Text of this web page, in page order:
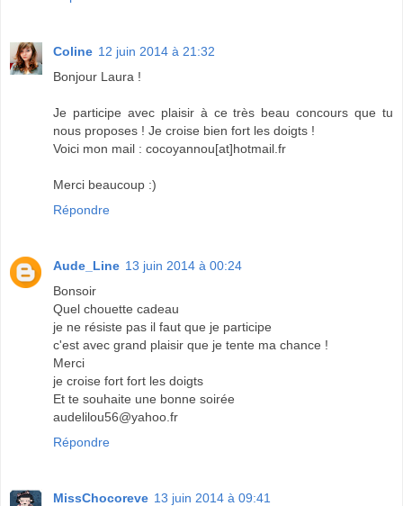
Coline 12 juin 2014 à 21:32
Bonjour Laura !
Je participe avec plaisir à ce très beau concours que tu
nous proposes ! Je croise bien fort les doigts !
Voici mon mail : cocoyannou[at]hotmail.fr
Merci beaucoup :)
Répondre
Aude_Line 13 juin 2014 à 00:24
Bonsoir
Quel chouette cadeau
je ne résiste pas il faut que je participe
c'est avec grand plaisir que je tente ma chance !
Merci
je croise fort fort les doigts
Et te souhaite une bonne soirée
audelilou56@yahoo.fr
Répondre
MissChocoreve 13 juin 2014 à 09:41